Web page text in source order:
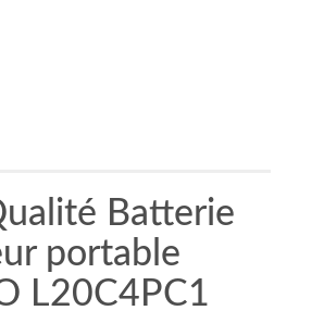
Batterie
portable
L20C4PC1